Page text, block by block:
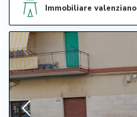
Immobiliare valenziano